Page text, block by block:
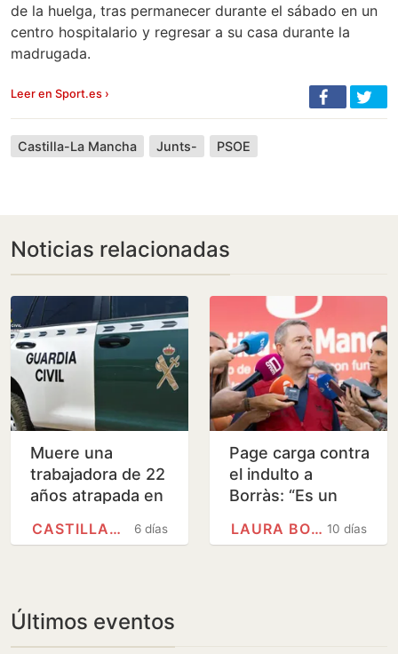
de la huelga, tras permanecer durante el sábado en un
centro hospitalario y regresar a su casa durante la
madrugada.
Leer en Sport.es ›
Castilla-La Mancha Junts- PSOE
Noticias relacionadas
Muere una
trabajadora de 22
años atrapada en
una lavandería en
6 días
CASTILLA-LA MANCHA
Page carga contra
el indulto a
Borràs: “Es un
credibilidad en la
10 días
LAURA BORRÀS
Últimos eventos